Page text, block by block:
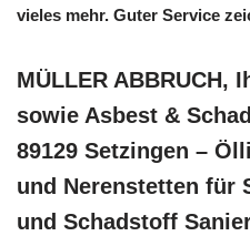
vieles mehr. Guter Service
MÜLLER ABBRUCH,
sowie Asbest &
89129 Setzingen –
und Nerenstetten für
und Schadstoff